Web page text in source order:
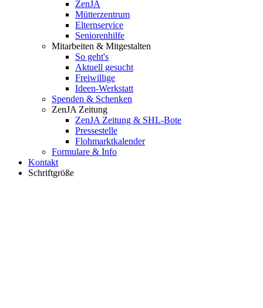
ZenJA
Mütterzentrum
Elternservice
Seniorenhilfe
Mitarbeiten & Mitgestalten
So geht's
Aktuell gesucht
Freiwillige
Ideen-Werkstatt
Spenden & Schenken
ZenJA Zeitung
ZenJA Zeitung & SHL-Bote
Pressestelle
Flohmarktkalender
Formulare & Info
Kontakt
Schriftgröße